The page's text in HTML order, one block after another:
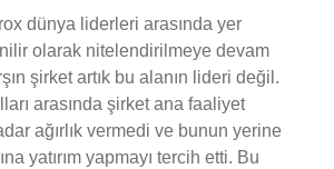
dünya liderleri arasında yer
olarak nitelendirilmeye devam
şirket artık bu alanın lideri değil.
arasında şirket ana faaliyet
ağırlık vermedi ve bunun yerine
yatırım yapmayı tercih etti. Bu